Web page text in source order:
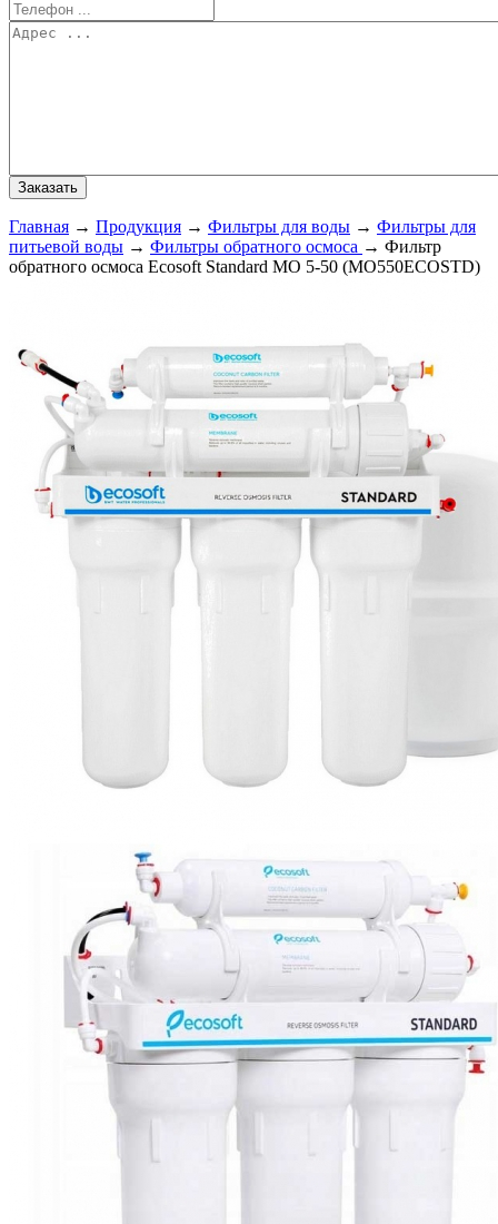
Главная → Продукция → Фильтры для воды → Фильтры для
питьевой воды → Фильтры обратного осмоса → Фильтр
обратного осмоса Ecosoft Standard MO 5-50 (MO550ECOSTD)